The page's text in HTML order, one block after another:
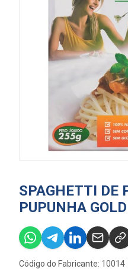
SPAGHETTI DE
PUPUNHA
Código do Fabricante: 10014